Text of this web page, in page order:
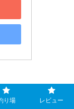
り場 レビュー